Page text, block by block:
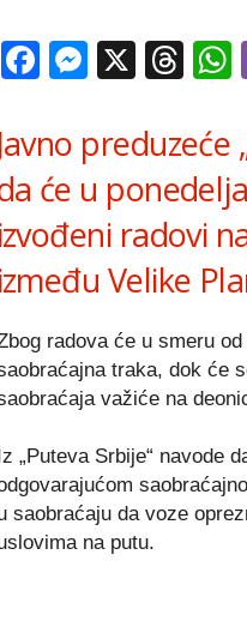
Facebook
X
Javno preduzeće
će u
izvođeni radovi
između Velike
radova će u smeru
traka, dok će
važiće na
„Puteva Srbije“ navode
saobraćaju da voze
na putu.